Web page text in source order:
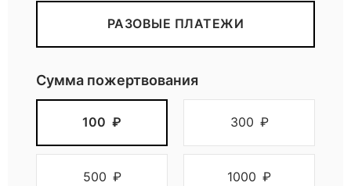
ц
и
РАЗОВЫЕ ПЛАТЕЖИ
Сумма пожертвования
100 ₽ 300 ₽
500 ₽ 1000 ₽